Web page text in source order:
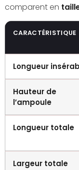
comparent en
CARACTÉRISTIQUE
Longueur
Hauteur de
l’ampoule
Longueur totale
Largeur totale